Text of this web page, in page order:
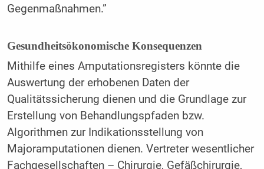
Gegenmaßnahmen.”
Gesundheitsökonomische Konsequenzen
Mithilfe eines Amputationsregisters könnte die
Auswertung der erhobenen Daten der
Qualitätssicherung dienen und die Grundlage zur
Erstellung von Behandlungspfaden bzw.
Algorithmen zur Indikationsstellung von
Majoramputationen dienen. Vertreter wesentlicher
Fachgesellschaften – Chirurgie, Gefäßchirurgie,